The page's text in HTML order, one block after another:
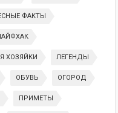
ФАКТЫ
ХОЗЯЙКИ ЛЕГЕНДЫ
ОБУВЬ ОГОРОД
ПРИМЕТЫ